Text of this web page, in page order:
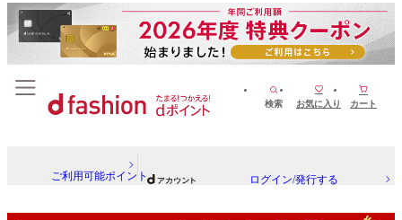
検索 お気に入り カート
ご利用可能ポイント ログイン/発行する